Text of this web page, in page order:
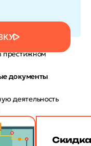
престижном
документы
деятельность